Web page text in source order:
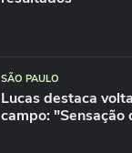
SÃO PAULO
Lucas destaca
campo: